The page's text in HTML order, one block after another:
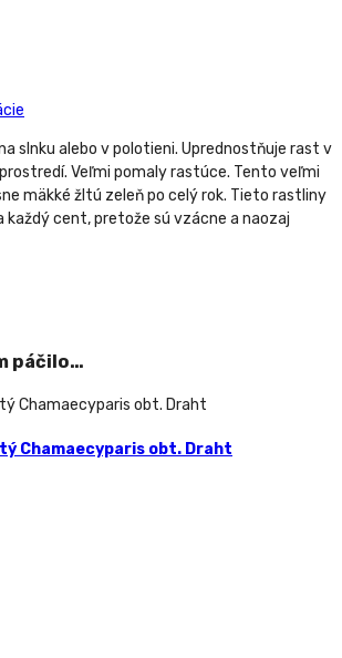
slnku alebo v polotieni. Uprednostňuje rast v
Veľmi pomaly rastúce. Tento veľmi
mäkké žltú zeleň po celý rok. Tieto rastliny
každý cent, pretože sú vzácne a naozaj
páčilo…
Chamaecyparis obt. Draht